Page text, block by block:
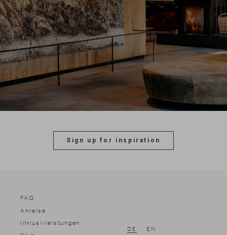
FAQ
Anreise
Inklusivleistungen
Sign up for inspiration
DE EN